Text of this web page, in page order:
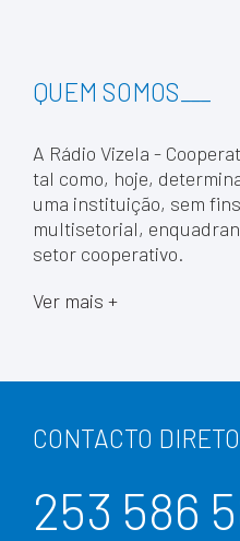
QUEM SOMOS
A Rádio Vizela -
tal como, hoje,
uma instituição, sem
multisetorial,
setor cooperativo.
Ver mais +
CONTACTO DIRETO
253 586